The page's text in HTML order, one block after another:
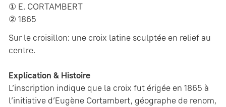
① E. CORTAMBERT
② 1865
Sur le croisillon: une croix latine sculptée en relief au
centre.
Explication & Histoire
L’inscription indique que la croix fut érigée en 1865 à
l’initiative d’Eugène Cortambert, géographe de renom,